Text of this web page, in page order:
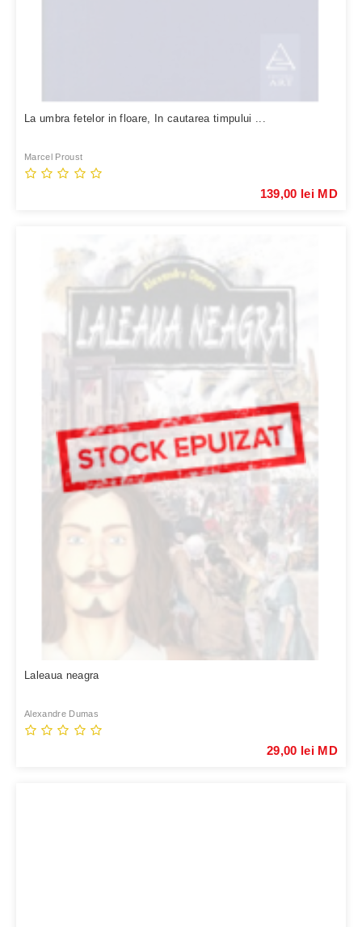
La umbra fetelor in floare, In cautarea timpului ...
Marcel Proust
139,00 lei MD
Laleaua neagra
Alexandre Dumas
29,00 lei MD